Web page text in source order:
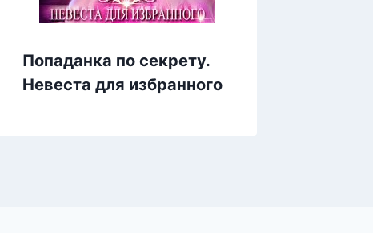
Попаданка по секрету.
Невеста для избранного